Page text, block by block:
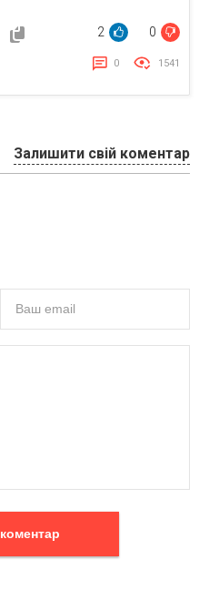
2 0
0 1541
Залишити свій коментар
Залишити коментар